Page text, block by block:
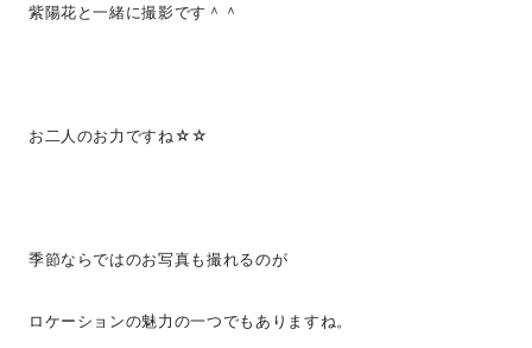
紫陽花と一緒に撮影です＾＾
お二人のお力ですね☆☆
季節ならではのお写真も撮れるのが
ロケーションの魅力の一つでもありますね。